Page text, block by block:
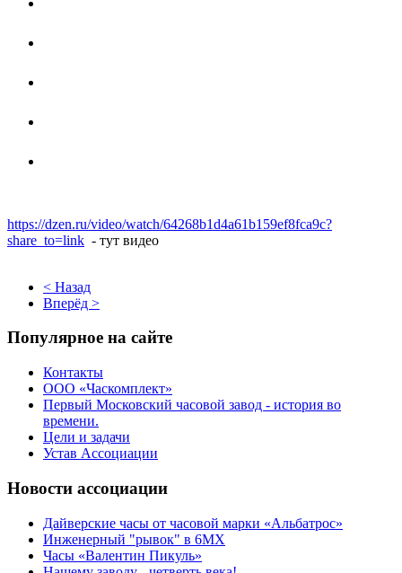
https://dzen.ru/video/watch/64268b1d4a61b159ef8fca9c?
share_to=link - тут видео
< Назад
Вперёд >
Популярное на сайте
Контакты
ООО «Часкомплект»
Первый Московский часовой завод - история во
времени.
Цели и задачи
Устав Ассоциации
Новости ассоциации
Дайверские часы от часовой марки «Альбатрос»
Инженерный "рывок" в 6МХ
Часы «Валентин Пикуль»